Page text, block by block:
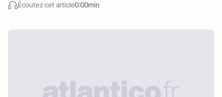
Écoutez cet article0:00min